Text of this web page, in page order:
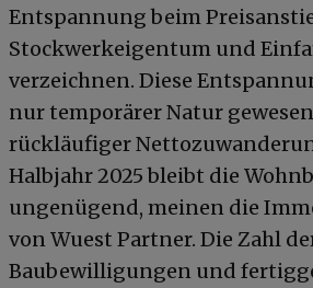
Entspannung beim
Stockwerkeigentum und
verzeichnen. Diese
nur temporärer Natur
rückläufiger
Halbjahr 2025 bleibt die
ungenügend, meinen die
von Wuest Partner. Die Zahl
Baubewilligungen und